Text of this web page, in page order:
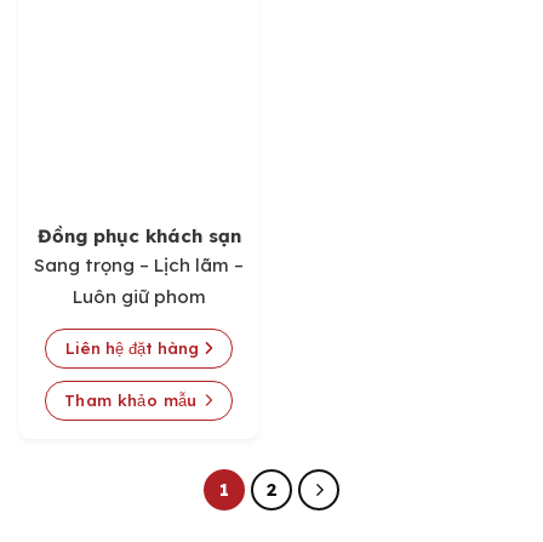
Đồng phục khách sạn
Sang trọng – Lịch lãm –
Luôn giữ phom
Liên hệ đặt hàng
Tham khảo mẫu
1 2